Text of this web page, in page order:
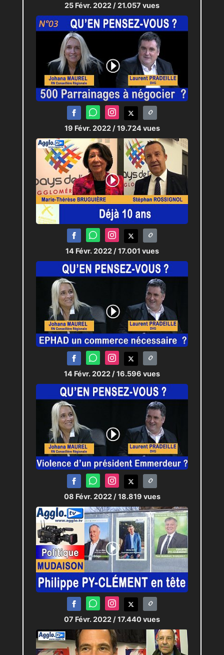
25 Févr. 2022 / 21.057 vues
19 Févr. 2022 / 19.724 vues
14 Févr. 2022 / 17.001 vues
14 Févr. 2022 / 16.596 vues
08 Févr. 2022 / 18.819 vues
07 Févr. 2022 / 17.440 vues